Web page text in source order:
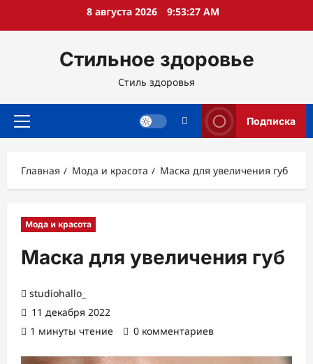
8 августа 2026 9:53:28 AM
Стильное здоровье
Стиль здоровья
Основное
Подписка
Главная Мода и красота Маска для увеличения губ
Мода и красота
Маска для увеличения губ
studiohallo_
11 декабря 2022
1 минуты чтение
0 комментариев